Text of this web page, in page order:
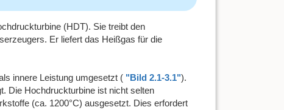
(HDT). Sie treibt den
Er liefert das Heißgas für die
innere Leistung umgesetzt ( "Bild 2.1-3.1").
Die Hochdruckturbine ist nicht selten
(ca. 1200°C) ausgesetzt. Dies erfordert